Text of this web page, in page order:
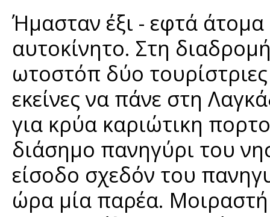
Ήμασταν έξι - εφτά άτομα
αυτοκίνητο. Στη
ωτοστόπ δύο
εκείνες να πάνε στη
για κρύα καριώτικη
διάσημο πανηγύρι του
είσοδο σχεδόν του
ώρα μία παρέα.